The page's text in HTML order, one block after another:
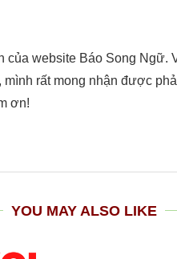
của website Báo Song Ngữ.
mình rất mong nhận được
ơn!
YOU MAY ALSO LIKE